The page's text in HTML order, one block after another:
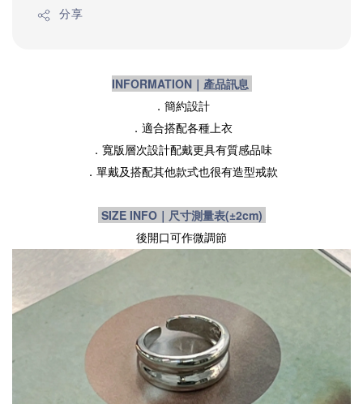
分享
INFORMATION｜產品訊息
．簡約設計
．適合搭配各種上衣
．寬版層次設計配戴更具有質感品味
．單戴及搭配其他款式也很有造型戒款
SIZE INFO｜尺寸測量表(±2cm)
後開口可作微調節